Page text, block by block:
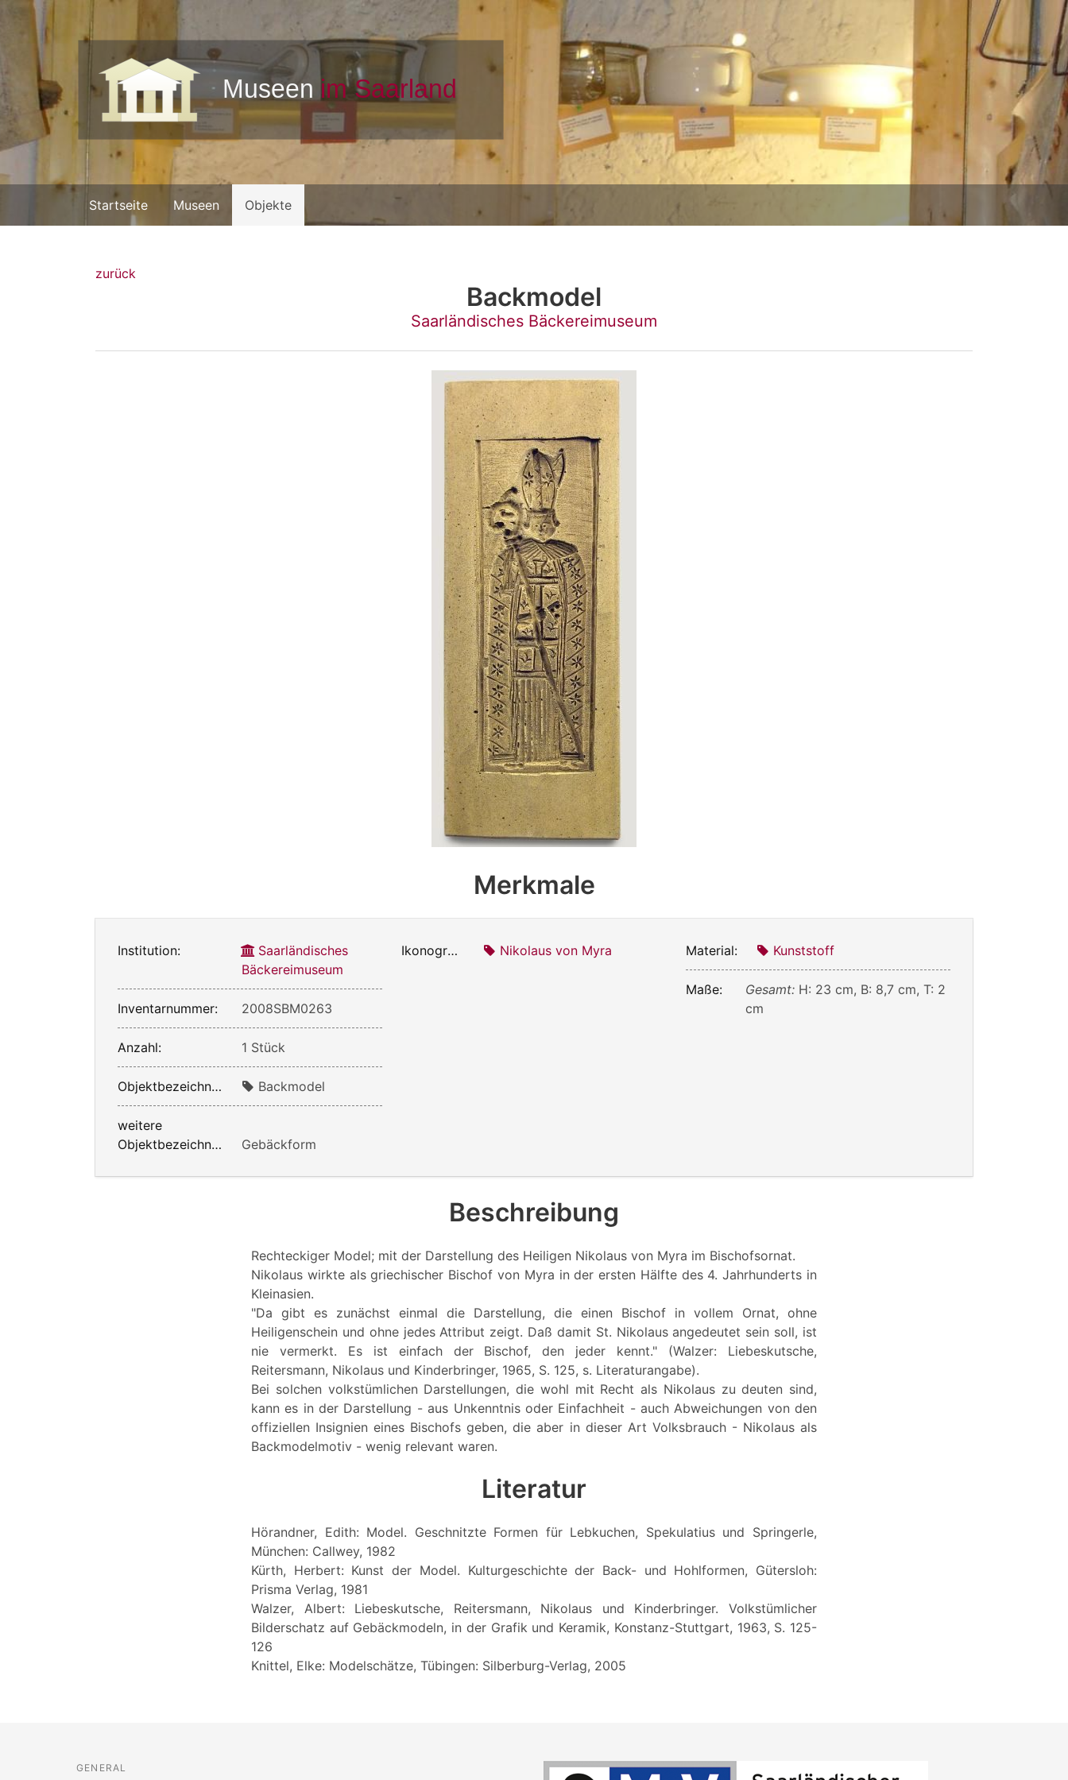
Startseite Museen Objekte
zurück
Backmodel
Saarländisches Bäckereimuseum
Merkmale
Institution:
Saarländisches
Bäckereimuseum
Inventarnummer: 2008SBM0263
Anzahl: 1 Stück
Objektbezeichnung: Backmodel
weitere
Objektbezeichnung:
Gebäckform
Ikonografie: Nikolaus von Myra Material: Kunststoff
Maße: Gesamt: H: 23 cm, B: 8,7 cm, T: 2
cm
Beschreibung
Rechteckiger Model; mit der Darstellung des Heiligen Nikolaus von Myra im Bischofsornat.
Nikolaus wirkte als griechischer Bischof von Myra in der ersten Hälfte des 4. Jahrhunderts in
Kleinasien.
"Da gibt es zunächst einmal die Darstellung, die einen Bischof in vollem Ornat, ohne
Heiligenschein und ohne jedes Attribut zeigt. Daß damit St. Nikolaus angedeutet sein soll, ist
nie vermerkt. Es ist einfach der Bischof, den jeder kennt." (Walzer: Liebeskutsche,
Reitersmann, Nikolaus und Kinderbringer, 1965, S. 125, s. Literaturangabe).
Bei solchen volkstümlichen Darstellungen, die wohl mit Recht als Nikolaus zu deuten sind,
kann es in der Darstellung - aus Unkenntnis oder Einfachheit - auch Abweichungen von den
offiziellen Insignien eines Bischofs geben, die aber in dieser Art Volksbrauch - Nikolaus als
Backmodelmotiv - wenig relevant waren.
Literatur
Hörandner, Edith: Model. Geschnitzte Formen für Lebkuchen, Spekulatius und Springerle,
München: Callwey, 1982
Kürth, Herbert: Kunst der Model. Kulturgeschichte der Back- und Hohlformen, Gütersloh:
Prisma Verlag, 1981
Walzer, Albert: Liebeskutsche, Reitersmann, Nikolaus und Kinderbringer. Volkstümlicher
Bilderschatz auf Gebäckmodeln, in der Grafik und Keramik, Konstanz-Stuttgart, 1963, S. 125-
126
Knittel, Elke: Modelschätze, Tübingen: Silberburg-Verlag, 2005
GENERAL